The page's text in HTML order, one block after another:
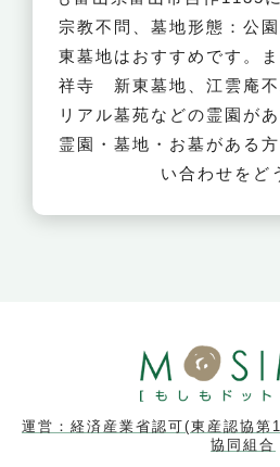
宗教不問、墓地形態：公
東墓地はおすすめです。
祥寺 新東墓地、江雲庵不
リアル墓苑などの霊園が
霊園・墓地・お墓がある
い合わせをど
運営：経済産業省認可(東産認協
協同組合